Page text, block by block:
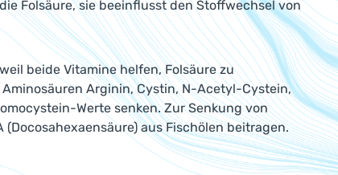
Folsäure, sie beeinflusst den Stoffwechsel von
beide Vitamine helfen, Folsäure zu
Arginin, Cystin, N-Acetyl-Cystein,
Werte senken. Zur Senkung von
aus Fischölen beitragen.